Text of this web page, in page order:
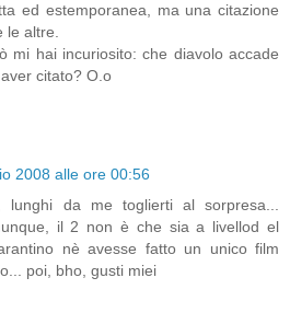
ed estemporanea, ma una citazione
le altre.
mi hai incuriosito: che diavolo accade
citato? O.o
2008 alle ore 00:56
da me toglierti al sorpresa...
il 2 non è che sia a livellod el
nè avesse fatto un unico film
poi, bho, gusti miei